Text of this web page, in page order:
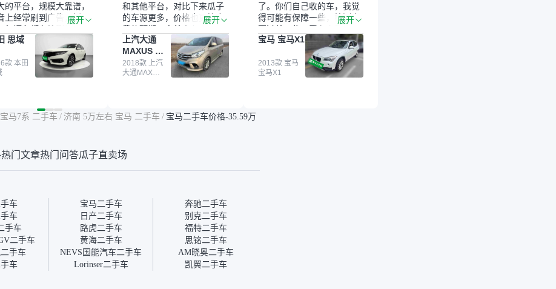
的平台，规模大靠谱，
上经常刷到广告，挺火
每辆车都有检测报告，
让我很放心。去外面买
凭卖家一张嘴，不敢
我买了本田思域，白
过户次数少，公里数符
，车价贵点也正常，毕
保障。其他平台上很多
点钱买个放心。从个人
展开
思域
款 本田
和其他平台，对比下来瓜子
的车源更多，价格也更符合
我的预期。之前卖车来过瓜
子，虽然价格没谈成，但
APP一直留着。瓜子毕竟是
大平台，整体印象还好。我
最终买了一台上汽大通，18
期，这一点很便捷，其他平
心的额外价值。虽然我砍过
为瓜子有质保，车子出小毛
病维修更有保障。”
展开
上汽大通
MAXUS 大
通G10
2018款 上汽
大通MAXUS
了。你们自己收的车，我觉
得可能有保障一些，检测会
更过关一些。平台自己收上
来再卖的车，应该更可靠。
我买的是宝马X1，主要看中
它的价格和公里数比较合
适。另外，瓜子承诺无火
展开
宝马 宝马X1
2013款 宝马
宝马X1
马7系 二手车 / 济南 5万左右 宝马 二手车 / 宝马二手车价格-35.59万
热门文章热门问答瓜子直卖场
车 宝马二手车
奔驰二手车
车 日产二手车
别克二手车
手车 路虎二手车
福特二手车
二手车 黄海二手车
思铭二手车
手车 NEVS国能汽车二手车
AM晓奥二手车
车 Lorinser二手车 凯翼二手车